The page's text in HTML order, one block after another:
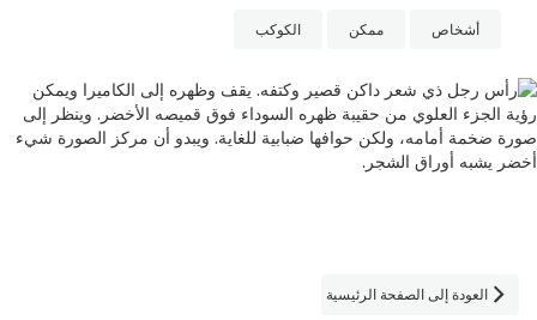
أشخاص ممكن الكوكب
 العودة إلى الصفحة الرئيسية